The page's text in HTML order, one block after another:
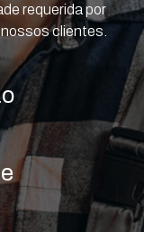
requerida por
clientes.